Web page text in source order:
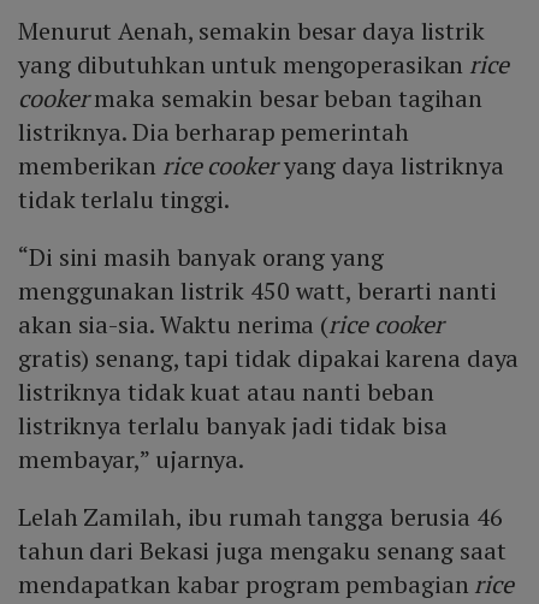
Menurut Aenah, semakin besar daya listrik
yang dibutuhkan untuk mengoperasikan rice
cookermaka semakin besar beban tagihan
listriknya. Dia berharap pemerintah
memberikan rice cookeryang daya listriknya
tidak terlalu tinggi.
“Di sini masih banyak orang yang
menggunakan listrik 450 watt, berarti nanti
akan sia-sia. Waktu nerima (rice cooker
gratis) senang, tapi tidak dipakai karena daya
listriknya tidak kuat atau nanti beban
listriknya terlalu banyak jadi tidak bisa
membayar,” ujarnya.
Lelah Zamilah, ibu rumah tangga berusia 46
tahun dari Bekasi juga mengaku senang saat
mendapatkan kabar program pembagian rice